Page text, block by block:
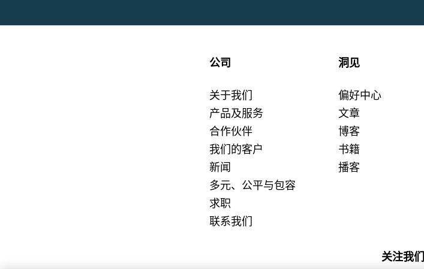
公司
关于我们
产品及服务
合作伙伴
我们的客户
新闻
多元、公平与包容
求职
联系我们
洞见
偏好中心
文章
博客
书籍
播客
关注我们